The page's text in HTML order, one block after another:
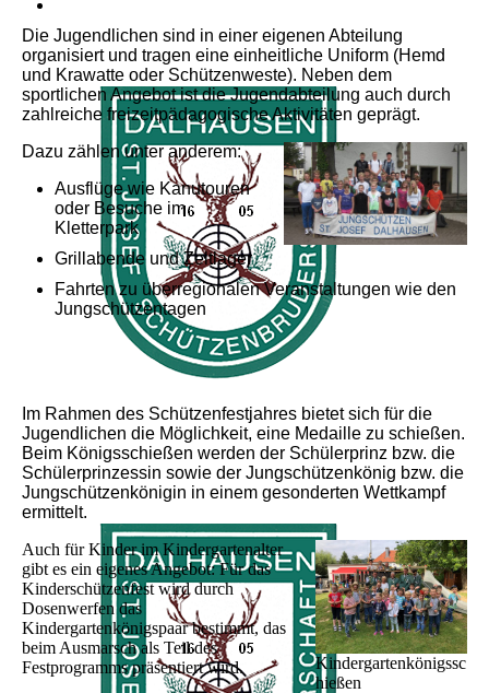
Die Jugendlichen sind in einer eigenen Abteilung
organisiert und tragen eine einheitliche Uniform (Hemd
und Krawatte oder Schützenweste). Neben dem
sportlichen Angebot ist die Jugendabteilung auch durch
zahlreiche freizeitpädagogische Aktivitäten geprägt.
Dazu zählen unter anderem:
Ausflüge wie Kanutouren
oder Besuche im
Kletterpark
Grillabende und Zeltlager
Fahrten zu überregionalen Veranstaltungen wie den
Jungschützentagen
Im Rahmen des Schützenfestjahres bietet sich für die
Jugendlichen die Möglichkeit, eine Medaille zu schießen.
Beim Königsschießen werden der Schülerprinz bzw. die
Schülerprinzessin sowie der Jungschützenkönig bzw. die
Jungschützenkönigin in einem gesonderten Wettkampf
ermittelt.
Kindergartenkönigssc
hießen
Auch für Kinder im Kindergartenalter
gibt es ein eigenes Angebot: Für das
Kinderschützenfest wird durch
Dosenwerfen das
Kindergartenkönigspaar bestimmt, das
beim Ausmarsch als Teil des
Festprogramms präsentiert wird.